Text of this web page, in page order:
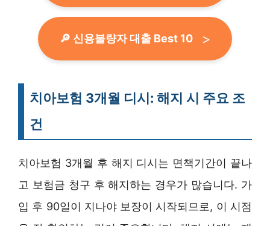
🔎 신용불량자 대출 Best 10
치아보험 3개월 디시: 해지 시 주요 조
건
치아보험 3개월 후 해지 디시는 면책기간이 끝나
고 보험금 청구 후 해지하는 경우가 많습니다. 가
입 후 90일이 지나야 보장이 시작되므로, 이 시점